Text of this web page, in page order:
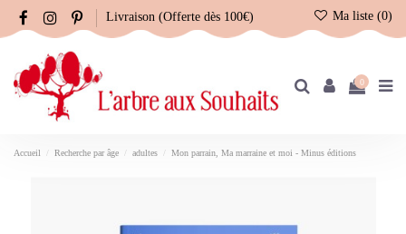
Livraison (Offerte dès 100€) Ma liste (0)
0
Accueil Recherche par âge adultes Mon parrain, Ma marraine et moi - Minus éditions